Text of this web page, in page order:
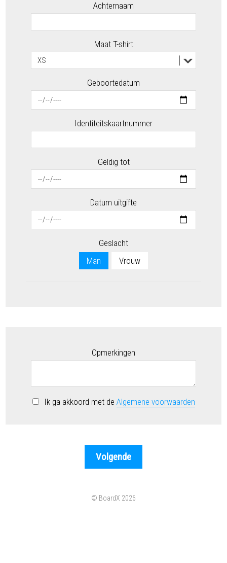
Achternaam
Maat T-shirt
Geboortedatum
Identiteitskaartnummer
Geldig tot
Datum uitgifte
Geslacht
Man
Vrouw
Opmerkingen
Ik ga akkoord met de Algemene voorwaarden
© BoardX 2026